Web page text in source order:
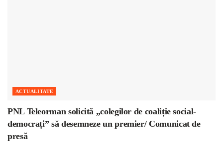
ACTUALITATE
PNL Teleorman solicită „colegilor de coaliție social-
democrați” să desemneze un premier/ Comunicat de
presă